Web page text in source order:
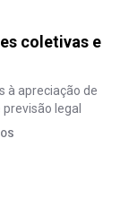
coletivas e
à apreciação de
legal